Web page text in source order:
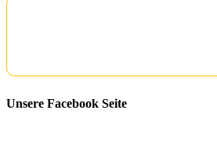
Unsere Facebook Seite